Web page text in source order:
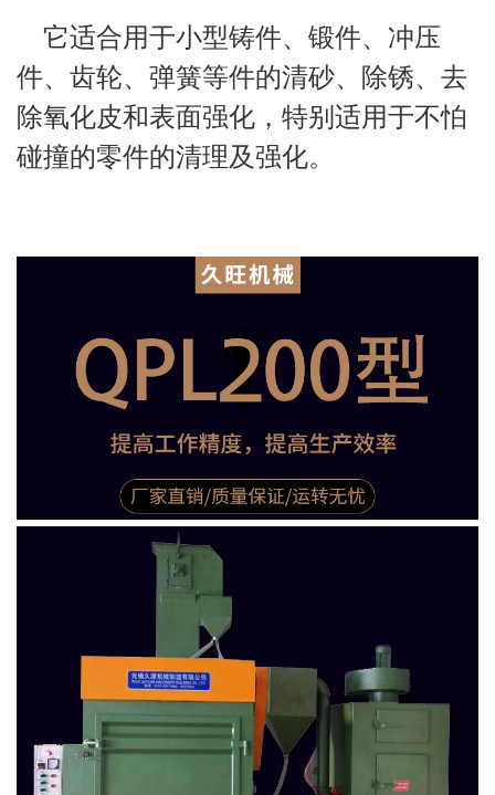
它适合用于小型铸件、锻件、冲压
件、齿轮、弹簧等件的清砂、除锈、去
除氧化皮和表面强化，特别适用于不怕
碰撞的零件的清理及强化。